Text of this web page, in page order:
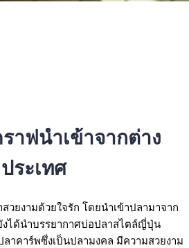
าฟนำเข้าจากต่าง
ประเทศ
วยงามด้วยใจรัก โดยนำเข้าปลามาจาก
งได้นำบรรยากาศบ่อปลาสไตล์ญี่ปุ่น
าคาร์พซึ่งเป็นปลามงคล มีความสวยงาม